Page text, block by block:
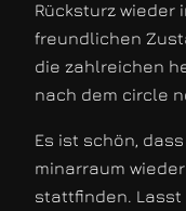
Rücksturz wieder
freundlichen
die zahlreichen
nach dem circle
Es ist schön,
minarraum
stattfinden. Lasst